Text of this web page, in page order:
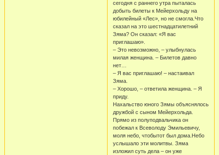
сегодня с раннего утра пыталась
добыть билеты к Мейерхольду на
юбилейный «Лес», но не смогла.Что
сказал на это шестнадцатилетний
Зяма? Он сказал: «Я вас
приглашаю».
– Это невозможно, – улыбнулась
милая женщина. – Билетов давно
нет…
– Я вас приглашаю! – настаивал
Зяма.
– Хорошо, – ответила женщина. – Я
приду.
Нахальство юного Зямы объяснялось
дружбой с сыном Мейерхольда.
Прямо из полуподвальчика он
побежал к Всеволоду Эмильевичу,
моля небо, чтобытот был дома.Небо
услышало эти молитвы. Зяма
изложил суть дела – он уже